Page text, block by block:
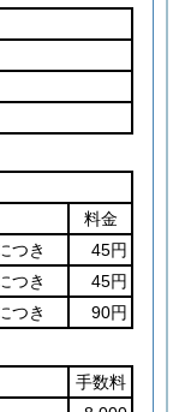
料金
つき
45円
つき
45円
つき
90円
手数料